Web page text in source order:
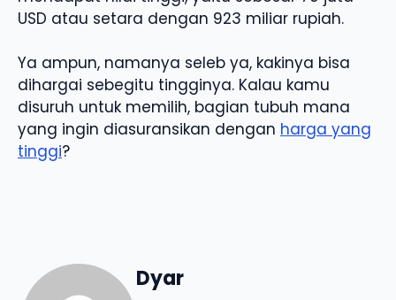
USD atau setara dengan 923 miliar rupiah.
Ya ampun, namanya seleb ya, kakinya bisa
dihargai sebegitu tingginya. Kalau kamu
disuruh untuk memilih, bagian tubuh mana
yang ingin diasuransikan dengan harga yang
tinggi?
Dyar